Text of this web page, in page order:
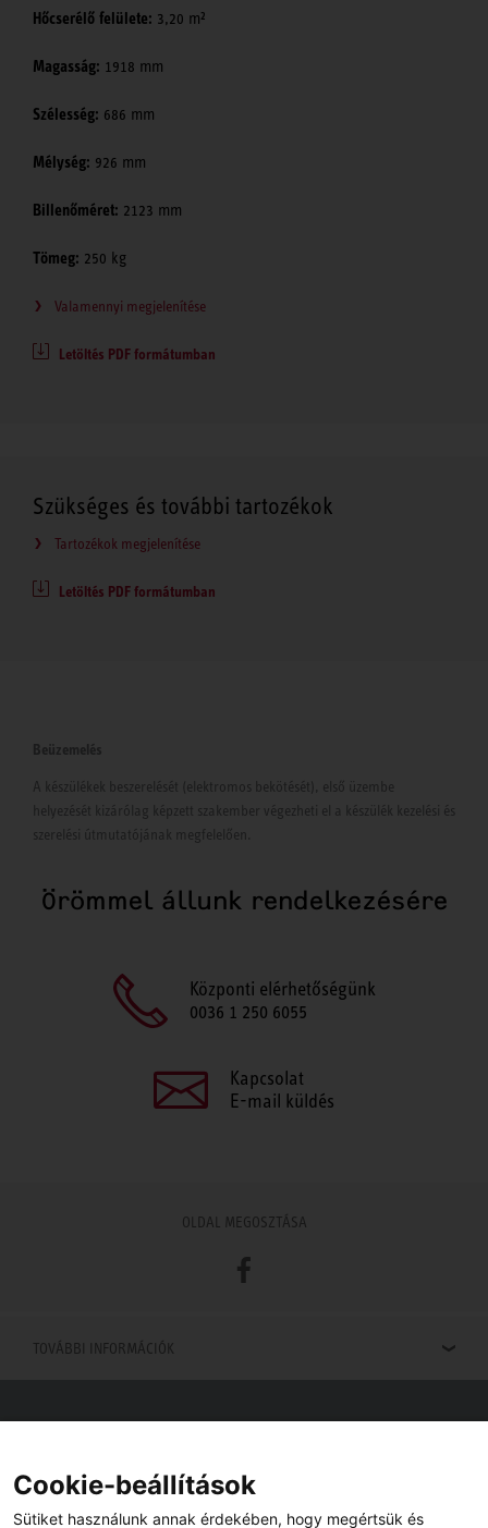
Hőcserélő felülete: 3,20 m²
Magasság: 1918 mm
Szélesség: 686 mm
Mélység: 926 mm
Billenőméret: 2123 mm
Tömeg: 250 kg
Valamennyi megjelenítése
Letöltés PDF formátumban
Szükséges és további tartozékok
Tartozékok megjelenítése
Letöltés PDF formátumban
Beüzemelés
A készülékek beszerelését (elektromos bekötését), első üzembe
helyezését kizárólag képzett szakember végezheti el a készülék kezelési és
szerelési útmutatójának megfelelően.
Örömmel állunk rendelkezésére
Központi elérhetőségünk
0036 1 250 6055
Kapcsolat
E-mail küldés
OLDAL MEGOSZTÁSA
Facebook
TOVÁBBI INFORMÁCIÓK
Viszonteladót keres az Ön közelében? Nem probléma.
Cookie-beállítások
Sütiket használunk annak érdekében, hogy megértsük és